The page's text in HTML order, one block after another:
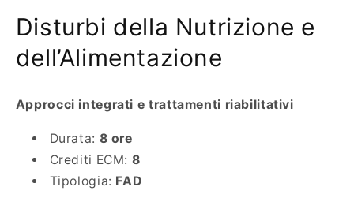
Disturbi della Nutrizione e
dell’Alimentazione
Approcci integrati e trattamenti riabilitativi
Durata: 8 ore
Crediti ECM: 8
Tipologia: FAD